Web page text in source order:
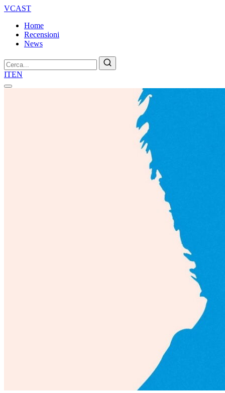
VCAST
Home
Recensioni
News
Cerca
ITEN